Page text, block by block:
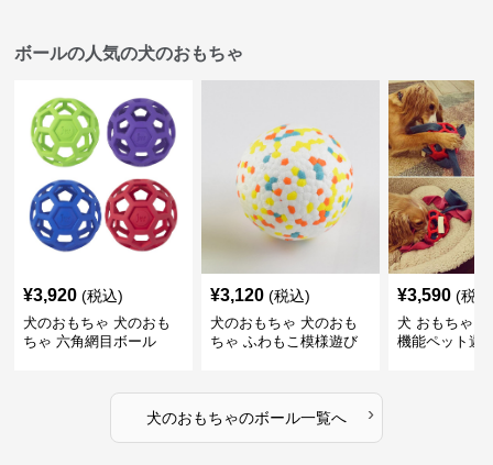
ボールの人気の犬のおもちゃ
¥3,920 (税込)
犬のおもちゃ 犬のおも
ちゃ 六角網目ボール
¥3,120 (税込)
犬のおもちゃ 犬のおも
ちゃ ふわもこ模様遊び
¥3,590 (税
犬 おもちゃ
機能ペット遊
犬のおもちゃのボール一覧へ ›